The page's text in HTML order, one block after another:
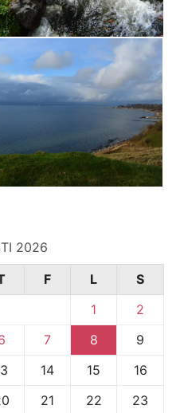
2026
F L
S
1
2
7 8
9
14 15
16
21 22
23